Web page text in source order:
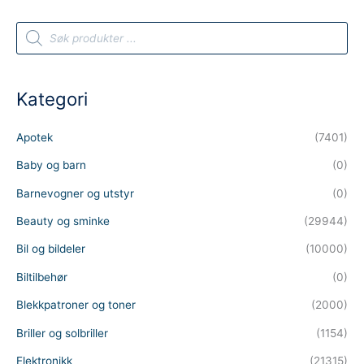
P
d
t
s
a
r
h
Kategori
Apotek (7401)
Baby og barn (0)
Barnevogner og utstyr (0)
Beauty og sminke (29944)
Bil og bildeler (10000)
Biltilbehør (0)
Blekkpatroner og toner (2000)
Briller og solbriller (1154)
Elektronikk (21315)